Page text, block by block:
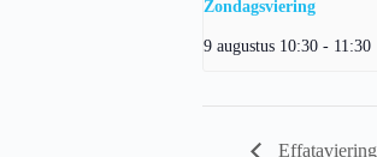
Zondagsviering
9 augustus 10:30 - 11:30
Effataviering